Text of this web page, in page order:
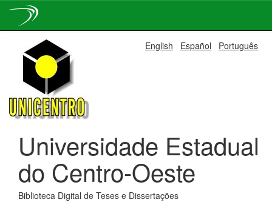
navigation
English Español Português
Universidade Estadual
do Centro-Oeste
Biblioteca Digital de Teses e Dissertações